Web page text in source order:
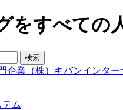
をすべての
企業（株）キバンインター
ム